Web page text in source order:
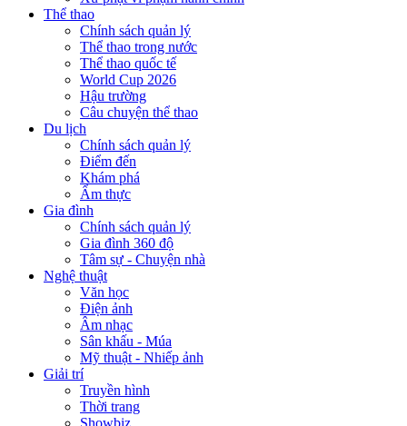
Thể thao
Chính sách quản lý
Thể thao trong nước
Thể thao quốc tế
World Cup 2026
Hậu trường
Câu chuyện thể thao
Du lịch
Chính sách quản lý
Điểm đến
Khám phá
Ẩm thực
Gia đình
Chính sách quản lý
Gia đình 360 độ
Tâm sự - Chuyện nhà
Nghệ thuật
Văn học
Điện ảnh
Âm nhạc
Sân khấu - Múa
Mỹ thuật - Nhiếp ảnh
Giải trí
Truyền hình
Thời trang
Showbiz